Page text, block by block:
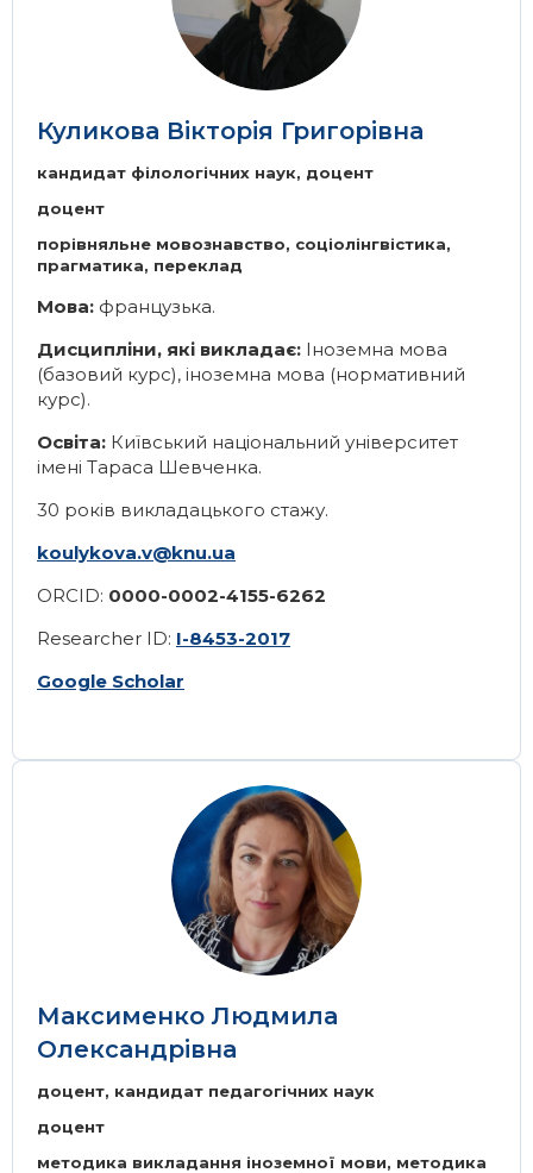
Куликова Вікторія Григорівна
кандидат філологічних наук, доцент
доцент
порівняльне мовознавство, соціолінгвістика,
прагматика, переклад
Мова: французька.
Дисципліни, які викладає: Іноземна мова
(базовий курс), іноземна мова (нормативний
курс).
Освіта: Київський національний університет
імені Тараса Шевченка.
30 років викладацького стажу.
koulykova.v@knu.ua
ORCID: 0000-0002-4155-6262
Researcher ID: I-8453-2017
Google Scholar
Image
Максименко Людмила
Олександрівна
доцент, кандидат педагогічних наук
доцент
методика викладання іноземної мови, методика